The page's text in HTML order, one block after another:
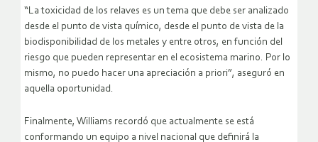
“La toxicidad de los relaves es un tema que debe ser analizado
desde el punto de vista químico, desde el punto de vista de la
biodisponibilidad de los metales y entre otros, en función del
riesgo que pueden representar en el ecosistema marino. Por lo
mismo, no puedo hacer una apreciación a priori”, aseguró en
aquella oportunidad.
Finalmente, Williams recordó que actualmente se está
conformando un equipo a nivel nacional que definirá la